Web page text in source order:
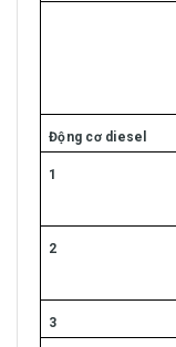
Động cơ diesel
1
2
3